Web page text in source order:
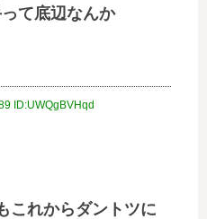
て底辺なんか
ID:UWQgBVHqd
これからダントツに